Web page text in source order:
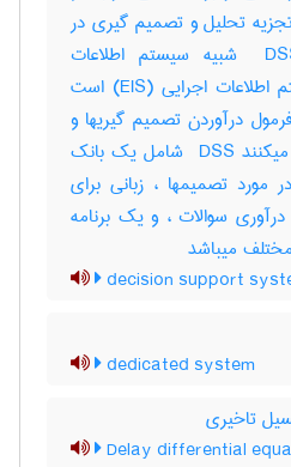
تحلیل و تصمیم گیری در
یک سازمان میباشد ‎ DSS شبیه سیستم اطلاعات
مدیریتی (‎MIS) یا سیستم اطلاعات اجرایی (‎EIS) است
درآوردن تصمیم گیریها و
انتخاب مناسبترین موارد میکنند ‎ DSS شامل یک بانک
مورد تصمیمها ، زبانی برای
سوالات ، و یک برنامه
میباشد
decision support
dedicated system
تاخیری
Delay differential